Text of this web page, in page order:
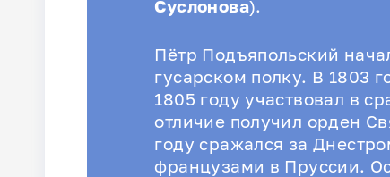
Суслонова).
Пётр Подъяпольский
гусарском полку. В 1803
1805 году участвовал в
отличие получил орден
году сражался за
французами в Пруссии.